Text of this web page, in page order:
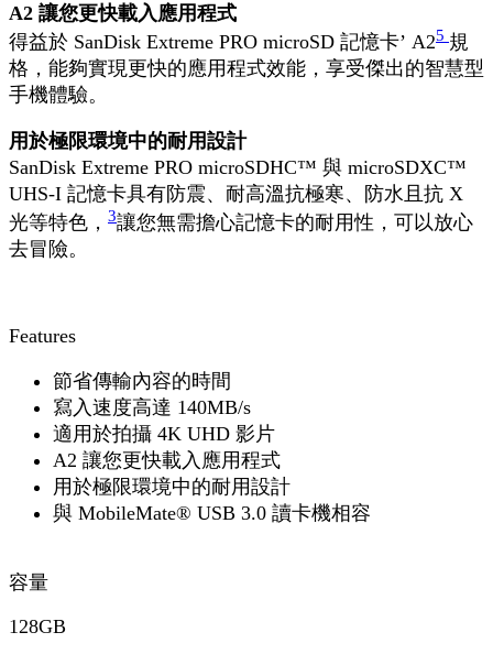
A2 讓您更快載入應用程式
得益於 SanDisk Extreme PRO microSD 記憶卡’ A25 規
格，能夠實現更快的應用程式效能，享受傑出的智慧型
手機體驗。
用於極限環境中的耐用設計
SanDisk Extreme PRO microSDHC™ 與 microSDXC™
UHS-I 記憶卡具有防震、耐高溫抗極寒、防水且抗 X
光等特色， 3讓您無需擔心記憶卡的耐用性，可以放心
去冒險。
Features
節省傳輸內容的時間
寫入速度高達 140MB/s
適用於拍攝 4K UHD 影片
A2 讓您更快載入應用程式
用於極限環境中的耐用設計
與 MobileMate® USB 3.0 讀卡機相容
容量
128GB